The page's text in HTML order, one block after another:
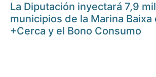
La Diputación inyectará 7,9
municipios de la Marina Baixa
+Cerca y el Bono Consumo